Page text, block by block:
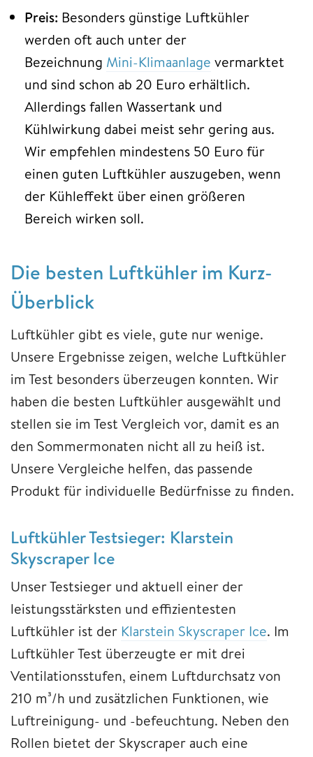
Preis: Besonders günstige Luftkühler
werden oft auch unter der
Bezeichnung Mini-Klimaanlage vermarktet
und sind schon ab 20 Euro erhältlich.
Allerdings fallen Wassertank und
Kühlwirkung dabei meist sehr gering aus.
Wir empfehlen mindestens 50 Euro für
einen guten Luftkühler auszugeben, wenn
der Kühleffekt über einen größeren
Bereich wirken soll.
Die besten Luftkühler im Kurz-
Überblick
Luftkühler gibt es viele, gute nur wenige.
Unsere Ergebnisse zeigen, welche Luftkühler
im Test besonders überzeugen konnten. Wir
haben die besten Luftkühler ausgewählt und
stellen sie im Test Vergleich vor, damit es an
den Sommermonaten nicht all zu heiß ist.
Unsere Vergleiche helfen, das passende
Produkt für individuelle Bedürfnisse zu finden.
Luftkühler Testsieger: Klarstein
Skyscraper Ice
Unser Testsieger und aktuell einer der
leistungsstärksten und effizientesten
Luftkühler ist der Klarstein Skyscraper Ice. Im
Luftkühler Test überzeugte er mit drei
Ventilationsstufen, einem Luftdurchsatz von
210 m³/h und zusätzlichen Funktionen, wie
Luftreinigung- und -befeuchtung. Neben den
Rollen bietet der Skyscraper auch eine